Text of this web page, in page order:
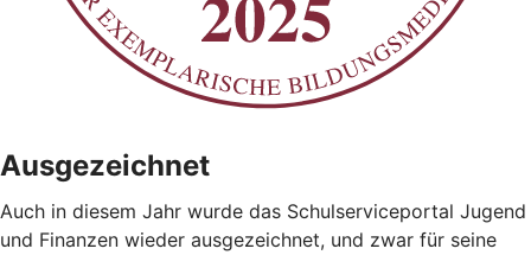
Ausgezeichnet
Auch in diesem Jahr wurde das Schulserviceportal Jugend
und Finanzen wieder ausgezeichnet, und zwar für seine